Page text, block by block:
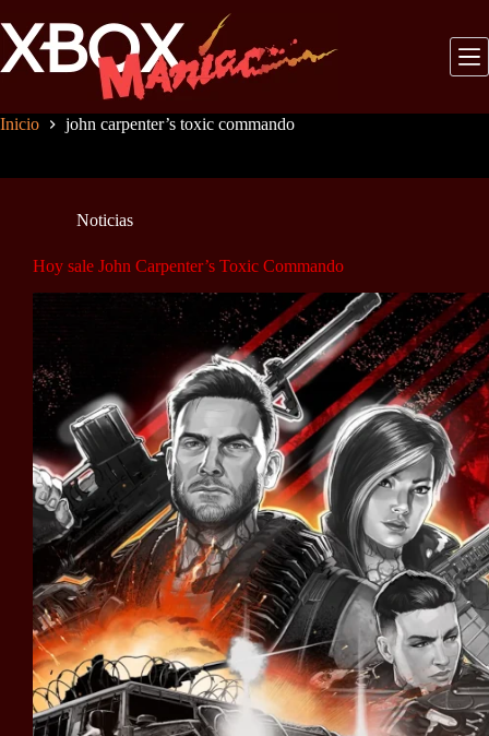
al
contenido
Inicio john carpenter’s toxic commando
Noticias
Hoy sale John Carpenter’s Toxic Commando